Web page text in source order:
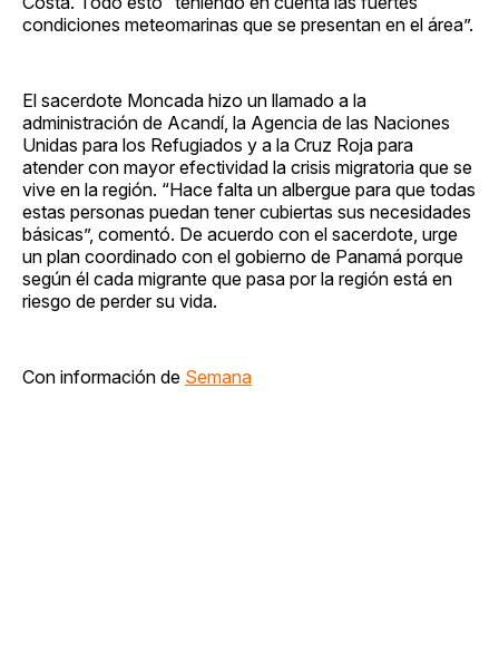
condiciones meteomarinas que se presentan en el área”.
El sacerdote Moncada hizo un llamado a la
administración de Acandí, la Agencia de las Naciones
Unidas para los Refugiados y a la Cruz Roja para
atender con mayor efectividad la crisis migratoria que se
vive en la región. “Hace falta un albergue para que todas
estas personas puedan tener cubiertas sus necesidades
básicas”, comentó. De acuerdo con el sacerdote, urge
un plan coordinado con el gobierno de Panamá porque
según él cada migrante que pasa por la región está en
riesgo de perder su vida.
Con información de Semana